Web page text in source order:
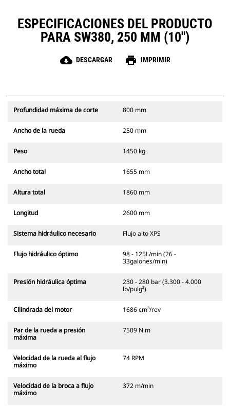
ESPECIFICACIONES DEL PRODUCTO
PARA SW380, 250 MM (10")
cloud_download DESCARGAR print IMPRIMIR
Profundidad máxima de corte 800 mm
Ancho de la rueda 250 mm
Peso 1450 kg
Ancho total 1655 mm
Altura total 1860 mm
Longitud 2600 mm
Sistema hidráulico necesario Flujo alto XPS
Flujo hidráulico óptimo
98 - 125L/min (26 -
33galones/min)
Presión hidráulica óptima
230 - 280 bar (3.300 - 4.000
lb/pulg²)
Cilindrada del motor 1686 cm³/rev
Par de la rueda a presión
máxima
7509 N·m
Velocidad de la rueda al flujo
máximo
74 RPM
Velocidad de la broca a flujo
máximo
372 m/min